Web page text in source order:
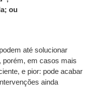
ou
até solucionar
porém, em casos mais
e pior: pode acabar
ainda